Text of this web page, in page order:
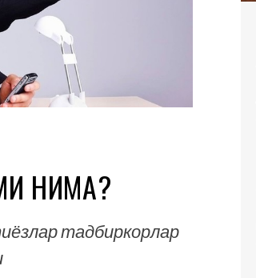
НИМА?
тадбиркорлар